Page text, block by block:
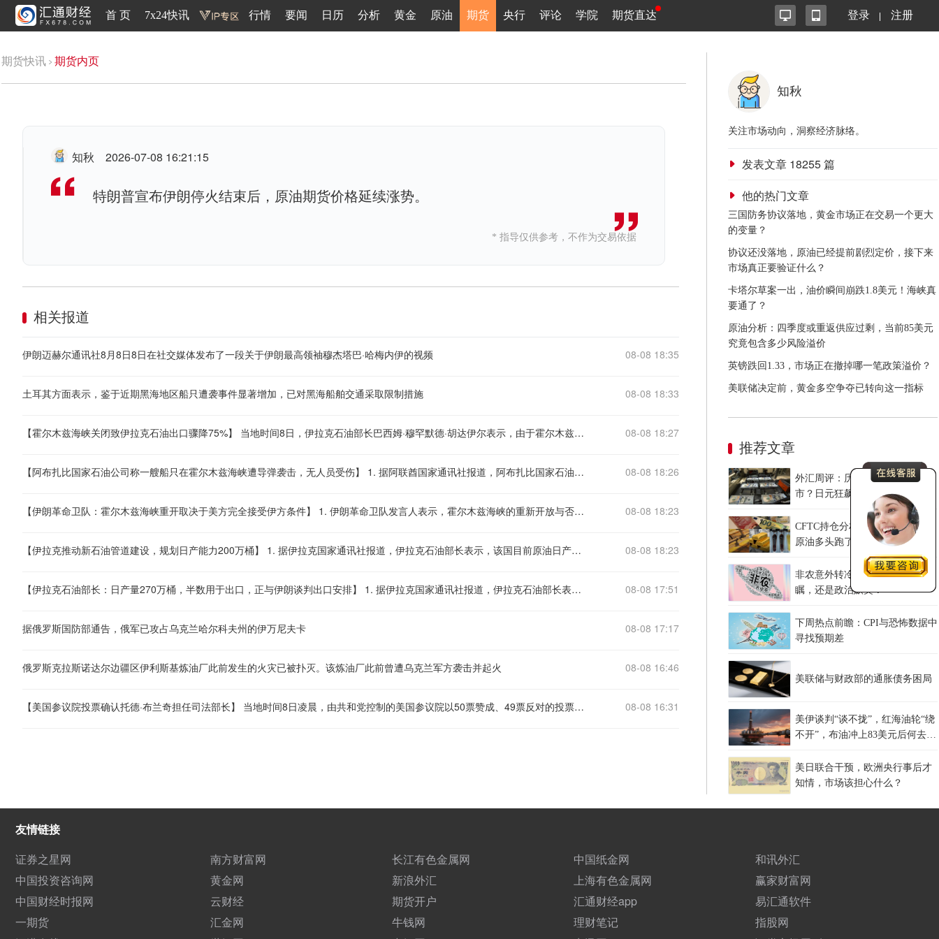
首 页 7x24快讯 行情 要闻 日历 分析 黄金 原油 期货 央行 评论 学院 期货直达 登录 注册
期货快讯 期货内页
知秋 2026-07-08 16:21:15
特朗普宣布伊朗停火结束后，原油期货价格延续涨势。
* 指导仅供参考，不作为交易依据
相关报道
伊朗迈赫尔通讯社8月8日8日在社交媒体发布了一段关于伊朗最高领袖穆杰塔巴·哈梅内伊的视频 08-08 18:35
土耳其方面表示，鉴于近期黑海地区船只遭袭事件显著增加，已对黑海船舶交通采取限制措施 08-08 18:33
【霍尔木兹海峡关闭致伊拉克石油出口骤降75%】 当地时间8日，伊拉克石油部长巴西姆·穆罕默德·胡达伊尔表示，由于霍尔木兹海峡关闭，伊拉克石油出口下降了75%。伊拉克正与伊朗就允许其石油出口进行谈判，但相关协调尚未生效。美以伊冲突爆发前，伊拉克每天通过霍尔木兹海峡出口约340万桶石油，冲突爆发后通过该海峡的出口量有所下降。胡达伊尔强调，伊拉克需要“寻找解决方案，以实现石油出口渠道的多元化”。（央视） 08-08 18:27
【阿布扎比国家石油公司称一艘船只在霍尔木兹海峡遭导弹袭击，无人员受伤】 1. 据阿联酋国家通讯社报道，阿布扎比国家石油公司（ADNOC）一艘船只于周六早晨通过霍尔木兹海峡时遭到导弹袭击。 2. ADNOC表示，目前情况已得到控制，袭击未造成人员受伤 08-08 18:26
【伊朗革命卫队：霍尔木兹海峡重开取决于美方完全接受伊方条件】 1. 伊朗革命卫队发言人表示，霍尔木兹海峡的重新开放与否，取决于美国是否完全接受伊朗所提出的条件，并强调这与伊朗和阿曼之间的双边谈判无关。 2. 这一表态将海峡通航问题与美伊直接谈判挂钩，暗示即便伊阿之间在航运安排上取得进展，最终开放仍需美方在关键议题上作出实质性让步。目前美方尚未就此作出正式回应 08-08 18:23
【伊拉克推动新石油管道建设，规划日产能力200万桶】 1. 据伊拉克国家通讯社报道，伊拉克石油部长表示，该国目前原油日产量为270万桶，其中一半用于出口。巴格达正与伊朗就允许伊拉克石油出口的相关安排进行谈判，但协议尚未生效。 2. 石油部长同时披露，计划建设一条从巴士拉至费什哈布尔的石油管道，预计输送能力为每日200万桶，项目总成本估算不超过150亿美元。该管道将包括从哈迪萨到巴尼亚斯的支线、泵站和储存设施 08-08 18:23
【伊拉克石油部长：日产量270万桶，半数用于出口，正与伊朗谈判出口安排】 1. 据伊拉克国家通讯社报道，伊拉克石油部长表示，该国目前原油日产量为270万桶，其中约一半用于出口。 2. 石油部长还透露，巴格达方面正在与伊朗就允许伊拉克石油出口的相关安排进行谈判，但目前相关协议尚未生效 08-08 17:51
据俄罗斯国防部通告，俄军已攻占乌克兰哈尔科夫州的伊万尼夫卡 08-08 17:17
俄罗斯克拉斯诺达尔边疆区伊利斯基炼油厂此前发生的火灾已被扑灭。该炼油厂此前曾遭乌克兰军方袭击并起火 08-08 16:46
【美国参议院投票确认托德·布兰奇担任司法部长】 当地时间8日凌晨，由共和党控制的美国参议院以50票赞成、49票反对的投票结果，确认托德·布兰奇担任司法部长。当地时间6月8日，美国白宫表示，总统特朗普向美国参议院提交托德·布兰奇出任司法部长的提名。特朗普4月2日宣布，帕姆·邦迪不再担任司法部长，由副部长布兰奇代理 08-08 16:31
知秋
关注市场动向，洞察经济脉络。
发表文章 18255篇
他的热门文章
三国防务协议落地，黄金市场正在交易一个更大
的变量？
协议还没落地，原油已经提前剧烈定价，接下来
市场真正要验证什么？
卡塔尔草案一出，油价瞬间崩跌1.8美元！海峡真
要通了？
原油分析：四季度或重返供应过剩，当前85美元
究竟包含多少风险溢价
英镑跌回1.33，市场正在撤掉哪一笔政策溢价？
美联储决定前，黄金多空争夺已转向这一指标
推荐文章
外汇周评：历史性联手撼动汇
市？日元狂飙后回调，非农意外
爆冷，美元刷新七周低点
CFTC持仓分析：黄金多头疯了，
原油多头跑了，日元空头投降
非农意外转冷，美联储是高瞻远
瞩，还是政治默契？
下周热点前瞻：CPI与恐怖数据中
寻找预期差
美联储与财政部的通胀债务困局
美伊谈判“谈不拢”，红海油轮“绕
不开”，布油冲上83美元后何去何
美日联合干预，欧洲央行事后才
知情，市场该担心什么？
友情链接
证券之星网
南方财富网 长江有色金属网 中国纸金网
和讯外汇
中国投资咨询网
黄金网 新浪外汇 上海有色金属网
赢家财富网
中国财经时报网
云财经 期货开户 汇通财经app
易汇通软件
一期货
汇金网 牛钱网 理财笔记
指股网